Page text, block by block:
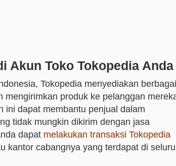
Akun Toko Tokopedia Anda
Tokopedia menyediakan berbagai
mengirimkan produk ke pelanggan
ini dapat membantu penjual dalam
tidak mungkin dikirim dengan jasa
dapat melakukan transaksi Tokopedia
kantor cabangnya yang terdapat di